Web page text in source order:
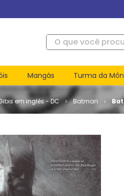
O que você procura?
Mangás Turma da
em inglês - DC Batman